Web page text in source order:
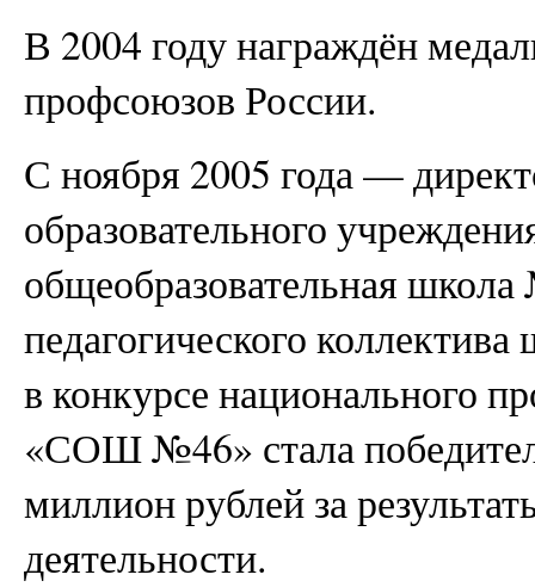
В 2004 году награждён
профсоюзов России.
С ноября 2005 года —
образовательного
общеобразовательная
педагогического
в конкурсе национального
«СОШ №46» стала
миллион рублей за
деятельности.